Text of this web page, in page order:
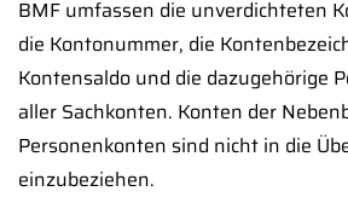
BMF umfassen die unverdichteten
die Kontonummer, die
Kontensaldo und die dazugehörige
aller Sachkonten. Konten der
Personenkonten sind nicht in die
einzubeziehen.